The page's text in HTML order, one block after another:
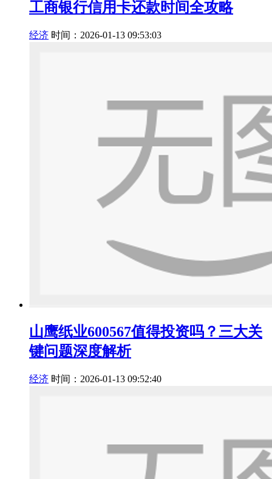
工商银行信用卡还款时间全攻略
经济 时间：2026-01-13 09:53:03
山鹰纸业600567值得投资吗？三大关
键问题深度解析
经济 时间：2026-01-13 09:52:40